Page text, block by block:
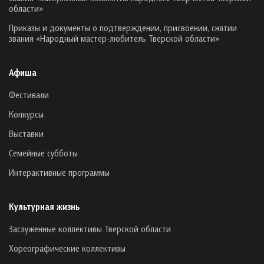
области»
Приказы и документы о подтверждении, присвоении, снятии
звания «Народный мастер-любитель Тверской области»
Афиша
Фестивали
Конкурсы
Выставки
Семейные субботы
Интерактивные программы
Культурная жизнь
Заслуженные коллективы Тверской области
Хореографические коллективы